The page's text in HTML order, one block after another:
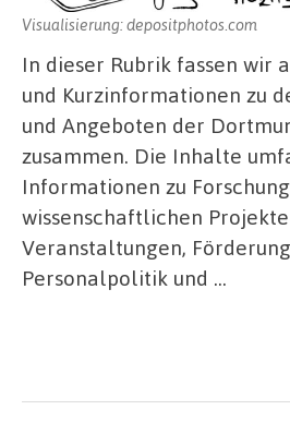
Visualisierung: depositphotos.com
In dieser Rubrik fassen wir
und Kurzinformationen zu
und Angeboten der
zusammen. Die Inhalte
Informationen zu
wissenschaftlichen
Veranstaltungen,
Personalpolitik und …